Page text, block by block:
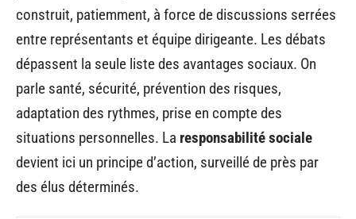
construit, patiemment, à force de discussions serrées
entre représentants et équipe dirigeante. Les débats
dépassent la seule liste des avantages sociaux. On
parle santé, sécurité, prévention des risques,
adaptation des rythmes, prise en compte des
situations personnelles. La responsabilité sociale
devient ici un principe d’action, surveillé de près par
des élus déterminés.